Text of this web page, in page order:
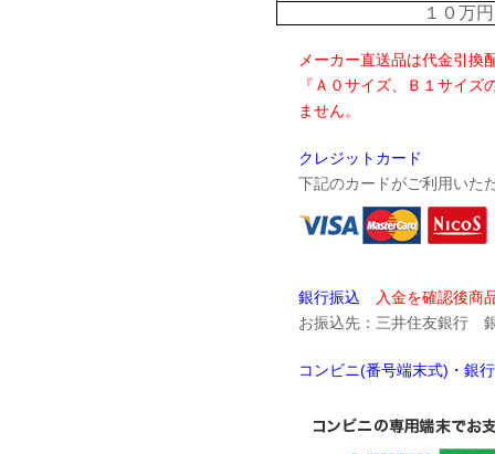
１０万
メーカー直送品は代金引換
『Ａ０サイズ、Ｂ１サイ
ません。
クレジットカード
下記のカードがご利用いた
銀行振込 入金を確認後商
お振込先：三井住友銀行
コンビニ(番号端末式)・銀